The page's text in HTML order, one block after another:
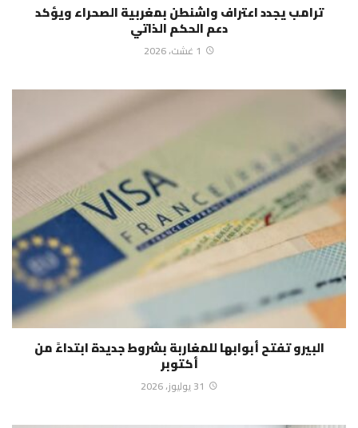
ترامب يجدد اعتراف واشنطن بمغربية الصحراء ويؤكد
دعم الحكم الذاتي
1 غشت، 2026
البيرو تفتح أبوابها للمغاربة بشروط جديدة ابتداءً من
أكتوبر
31 يوليوز، 2026